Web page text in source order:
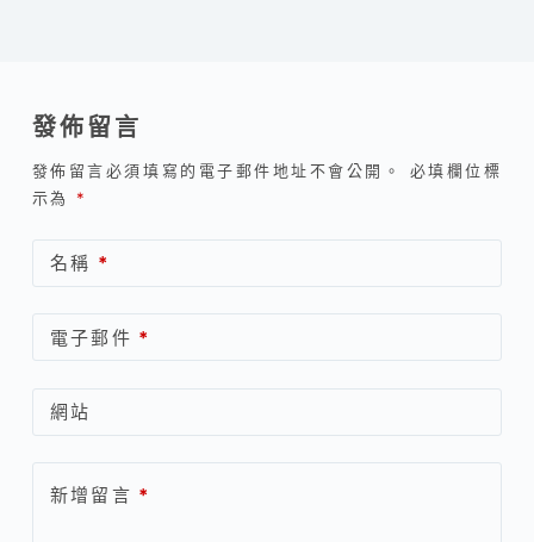
發佈留言
發佈留言必須填寫的電子郵件地址不會公開。
必填欄位標
示為 *
名稱 *
電子郵件 *
網站
新增留言 *